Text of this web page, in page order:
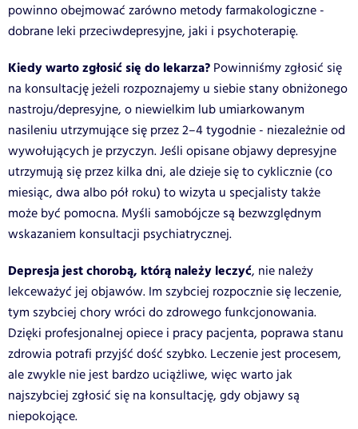
powinno obejmować zarówno metody farmakologiczne -
dobrane leki przeciwdepresyjne, jaki i psychoterapię.
Kiedy warto zgłosić się do lekarza? Powinniśmy zgłosić się
na konsultację jeżeli rozpoznajemy u siebie stany obniżonego
nastroju/depresyjne, o niewielkim lub umiarkowanym
nasileniu utrzymujące się przez 2–4 tygodnie - niezależnie od
wywołujących je przyczyn. Jeśli opisane objawy depresyjne
utrzymują się przez kilka dni, ale dzieje się to cyklicznie (co
miesiąc, dwa albo pół roku) to wizyta u specjalisty także
może być pomocna. Myśli samobójcze są bezwzględnym
wskazaniem konsultacji psychiatrycznej.
Depresja jest chorobą, którą należy leczyć, nie należy
lekceważyć jej objawów. Im szybciej rozpocznie się leczenie,
tym szybciej chory wróci do zdrowego funkcjonowania.
Dzięki profesjonalnej opiece i pracy pacjenta, poprawa stanu
zdrowia potrafi przyjść dość szybko. Leczenie jest procesem,
ale zwykle nie jest bardzo uciążliwe, więc warto jak
najszybciej zgłosić się na konsultację, gdy objawy są
niepokojące.